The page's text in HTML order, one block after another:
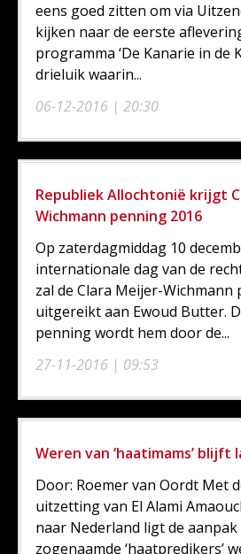
06-12-2016 | 20:30
eens goed zitten om via
kijken naar de eerste
programma ‘De Kanarie in de
drieluik waarin...
Republiek Allochtonië krijgt
Wichmann penning 2016
27-11-2016 | 09:53
Op zaterdagmiddag 10
internationale dag van de
zal de Clara Meijer-
uitgereikt aan Ewoud Butter.
penning wordt hem door de...
Weren van ‘haatimams’ blijft
Door: Roemer van Oordt Met
uitzetting van El Alami
naar Nederland ligt de aanpak
zogenaamde ‘haatpredikers’